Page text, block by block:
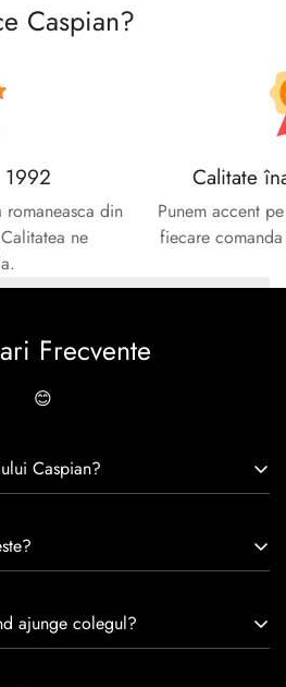
Caspian?
romaneasca din
ne
Calitate
Punem accent
fiecare
Frecvente
😊
Caspian?
în industria modei, Caspian se
pereche de încălțăminte Caspian
meșteri pricepuți, care aduc la
ajunge colegul?